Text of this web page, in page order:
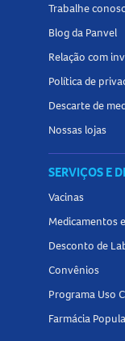
Trabalhe
Blog da Panvel
Relação com
Política de
Descarte de
Nossas lojas
SERVIÇOS E
Vacinas
Medicamentos
Desconto de
Convênios
Programa Uso
Farmácia